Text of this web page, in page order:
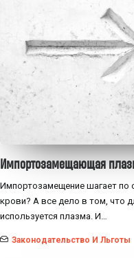
Импортозамещающая
Импортозамещение шагает по
крови? А все дело в том, что
используется плазма. И…
Законодательство И Льготы